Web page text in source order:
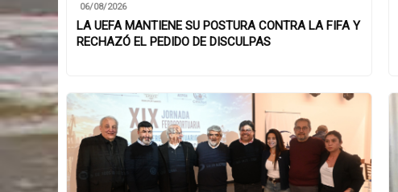
06/08/2026
LA UEFA MANTIENE SU POSTURA CONTRA LA FIFA Y
RECHAZÓ EL PEDIDO DE DISCULPAS